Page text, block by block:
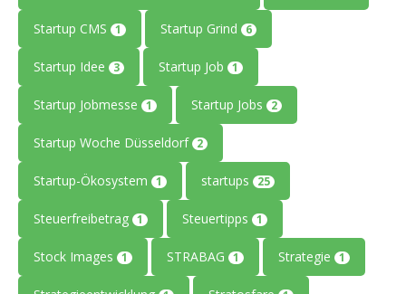
Startup CMS 1 Startup Grind 6
Startup Idee 3 Startup Job 1
Startup Jobmesse 1 Startup Jobs 2
Startup Woche Düsseldorf 2
Startup-Ökosystem 1 startups 25
Steuerfreibetrag 1 Steuertipps 1
Stock Images 1 STRABAG 1 Strategie 1